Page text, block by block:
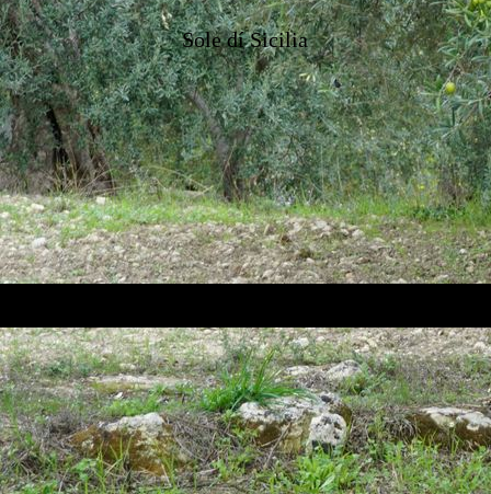
Sole dí Sicilia